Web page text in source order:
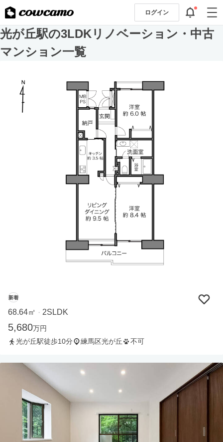
ログイン
光が丘駅の3LDKリノベーション・中古
マンション一覧
新着
68.64㎡ ・ 2SLDK
5,680万円
光が丘駅徒歩10分
練馬区光が丘 不可